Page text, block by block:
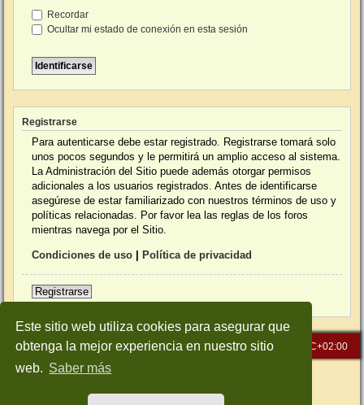
Este sitio web utiliza cookies para asegurar que
obtenga la mejor experiencia en nuestro sitio
web. Saber más
Recordar
Ocultar mi estado de conexión en esta sesión
Registrarse
Para autenticarse debe estar registrado. Registrarse tomará solo
unos pocos segundos y le permitirá un amplio acceso al sistema.
La Administración del Sitio puede además otorgar permisos
adicionales a los usuarios registrados. Antes de identificarse
asegúrese de estar familiarizado con nuestros términos de uso y
políticas relacionadas. Por favor lea las reglas de los foros
mientras navega por el Sitio.
Condiciones de uso Política de privacidad
Registrarse
Inicio Índice general Todos los horarios son UTC+02:00
Desarrollado porphpBB